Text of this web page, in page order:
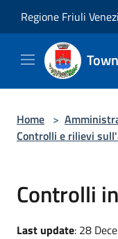
Regione Friuli
Home >
Controlli e rilievi
Controlli
Last update: 28